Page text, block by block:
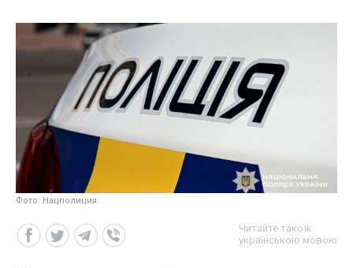
Фото: Нацполиция
Читайте також
українською мовою